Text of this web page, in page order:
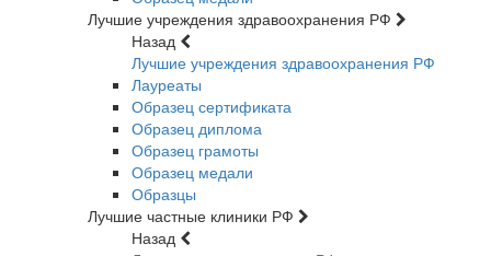
Лучшие учреждения здравоохранения РФ
Назад
Лучшие учреждения здравоохранения РФ
Лауреаты
Образец сертификата
Образец диплома
Образец грамоты
Образец медали
Образцы
Лучшие частные клиники РФ
Назад